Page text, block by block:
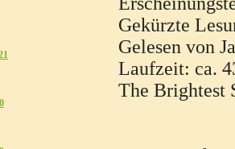
Gekürzte
Gelesen von
Laufzeit: ca.
The Brightest